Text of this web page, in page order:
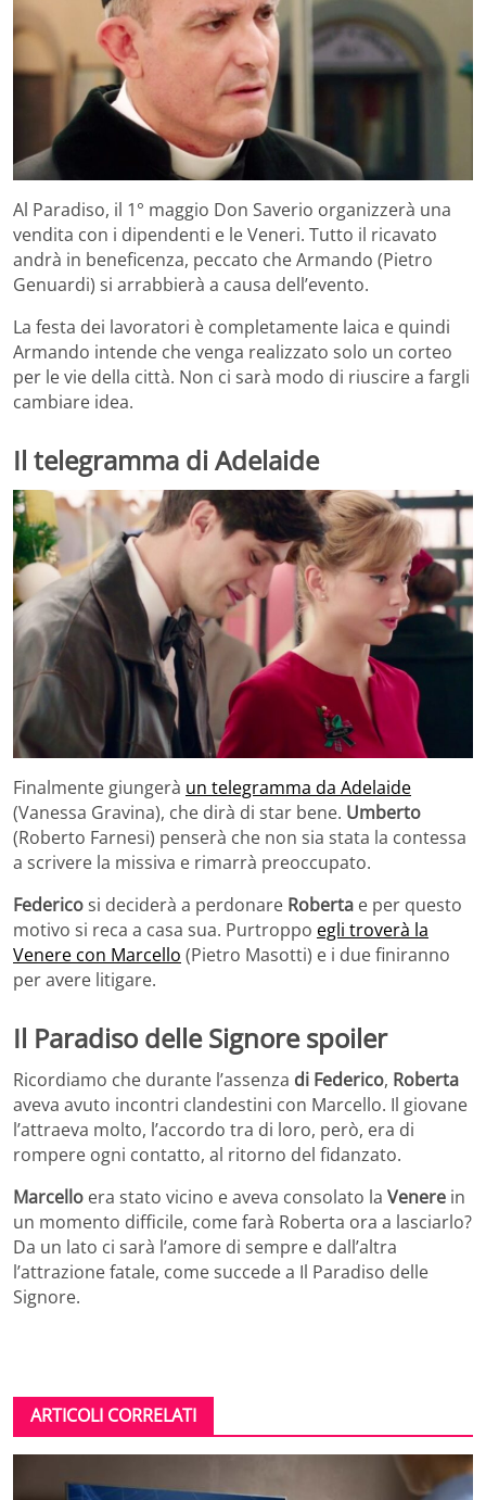
Al Paradiso, il 1° maggio Don Saverio organizzerà una
vendita con i dipendenti e le Veneri. Tutto il ricavato
andrà in beneficenza, peccato che Armando (Pietro
Genuardi) si arrabbierà a causa dell’evento.
La festa dei lavoratori è completamente laica e quindi
Armando intende che venga realizzato solo un corteo
per le vie della città. Non ci sarà modo di riuscire a fargli
cambiare idea.
Il telegramma di Adelaide
Finalmente giungerà un telegramma da Adelaide
(Vanessa Gravina), che dirà di star bene. Umberto
(Roberto Farnesi) penserà che non sia stata la contessa
a scrivere la missiva e rimarrà preoccupato.
Federicosi deciderà a perdonare Roberta e per questo
motivo si reca a casa sua. Purtroppo egli troverà la
Venere con Marcello (Pietro Masotti) e i due finiranno
per avere litigare.
Il Paradiso delle Signore spoiler
Ricordiamo che durante l’assenza di Federico, Roberta
aveva avuto incontri clandestini con Marcello. Il giovane
l’attraeva molto, l’accordo tra di loro, però, era di
rompere ogni contatto, al ritorno del fidanzato.
Marcello era stato vicino e aveva consolato la Venere in
un momento difficile, come farà Roberta ora a lasciarlo?
Da un lato ci sarà l’amore di sempre e dall’altra
l’attrazione fatale, come succede a Il Paradiso delle
Signore.
ARTICOLI CORRELATI